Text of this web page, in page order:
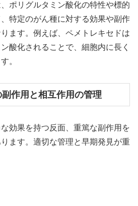
ポリグルタミン酸化の特性や標的
特定のがん種に対する効果や副作
ます。例えば、ペメトレキセドは
酸化されることで、細胞内に長く
。
作用と相互作用の管理
効果を持つ反面、重篤な副作用を
ます。適切な管理と早期発見が重